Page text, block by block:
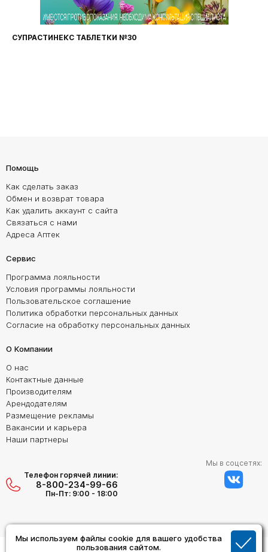
Мы используем файлы cookie для вашего удобства
пользования сайтом.
СУПРАСТИНЕКС ТАБЛЕТКИ №30
Помощь
Как сделать заказ
Обмен и возврат товара
Как удалить аккаунт с сайта
Связаться с нами
Адреса Аптек
Сервис
Программа лояльности
Условия программы лояльности
Пользовательское соглашение
Политика обработки персональных данных
Согласие на обработку персональных данных
О Компании
О нас
Контактные данные
Производителям
Арендодателям
Размещение рекламы
Вакансии и карьера
Наши партнеры
Телефон горячей линии:
8-800-234-99-66
Пн-Пт: 9:00 - 18:00
Мы в соцсетях: